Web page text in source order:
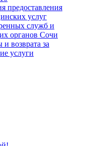
предоставления
услуг
служб и
органов Сочи
возврата за
услуги